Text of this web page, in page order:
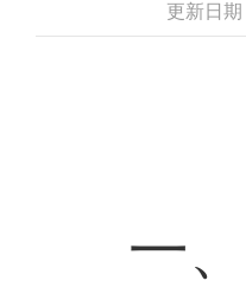
更新日
一